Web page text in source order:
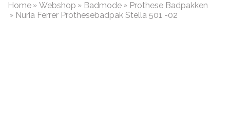
Home Webshop Badmode
Prothese Badpakken
Nuria Ferrer Prothesebadpak Stella 501 -02